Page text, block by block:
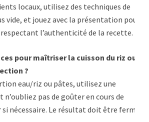
locaux, utilisez des techniques de
vide, et jouez avec la présentation pour
l’authenticité de la recette.
pour maîtriser la cuisson du riz ou
?
eau/riz ou pâtes, utilisez une
pas de goûter en cours de
nécessaire. Le résultat doit être ferme